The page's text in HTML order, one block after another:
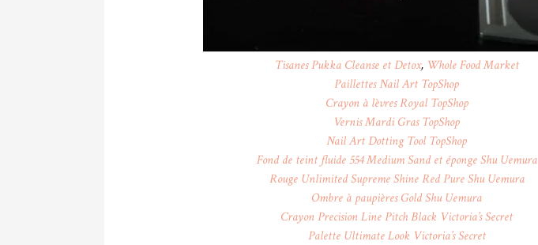
Tisanes Pukka Cleanse et Detox, Whole Food Market
Paillettes Nail Art TopShop
Crayon à lèvres Royal TopShop
Vernis Mardi Gras TopShop
Nail Art Dotting Tool TopShop
Fond de teint fluide 554 Medium Sand et éponge Shu Uemura
Rouge Unlimited Supreme Shine Red Pure Shu Uemura
Ombre à paupières GoldShu Uemura
Crayon Precision Line Pitch Black Victoria’s Secret
Palette Ultimate Look Victoria’s Secret